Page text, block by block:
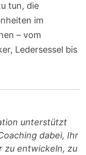
tun, die
im
– vom
Ledersessel bis
unterstützt
dabei, Ihr
zu entwickeln, zu